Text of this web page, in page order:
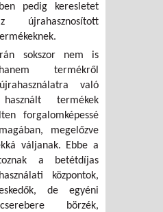
pedig keresletet
újrahasznosított
sokszor nem is
termékről
való
termékek
forgalomképessé
megelőzve
váljanak. Ebbe a
a betétdíjas
központok,
de egyéni
börzék,